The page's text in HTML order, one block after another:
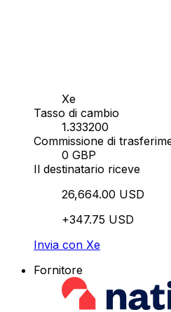
Xe
Tasso di cambio
1.333200
Commissione di
0 GBP
Il destinatario riceve
26,664.00 USD
+347.75 USD
Invia con Xe
Fornitore